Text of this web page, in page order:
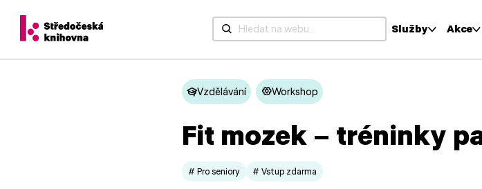
Služby Akce
Vzdělávání Workshop
Fit mozek – tréninky
# Pro seniory # Vstup zdarma